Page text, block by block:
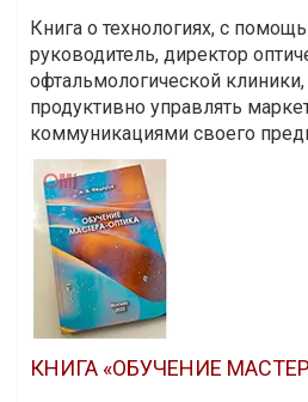
Книга о технологиях, с
руководитель, директор
офтальмологической
продуктивно управлять
коммуникациями своего
КНИГА «ОБУЧЕНИЕ